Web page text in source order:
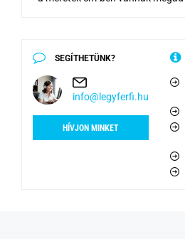
SEGÍTHETÜNK?
info@legyferfi.hu
HÍVJON MINKET